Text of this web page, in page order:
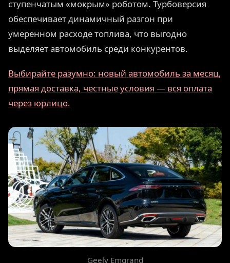
ступенчатым «мокрым» роботом. Турбоверсия
обеспечивает динамичный разгон при
умеренном расходе топлива, что выгодно
выделяет автомобиль среди конкурентов.
Выбирайте разумно: новый автомобиль за месяц,
прямая доставка, честные условия — вся оплата
через юрлицо.
Geely Emgrand